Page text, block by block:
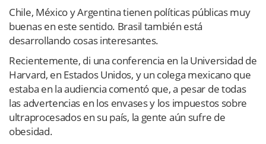
Chile, México y Argentina tienen políticas públicas muy
buenas en este sentido. Brasil también está
desarrollando cosas interesantes.
Recientemente, di una conferencia en la Universidad de
Harvard, en Estados Unidos, y un colega mexicano que
estaba en la audiencia comentó que, a pesar de todas
las advertencias en los envases y los impuestos sobre
ultraprocesados en su país, la gente aún sufre de
obesidad.